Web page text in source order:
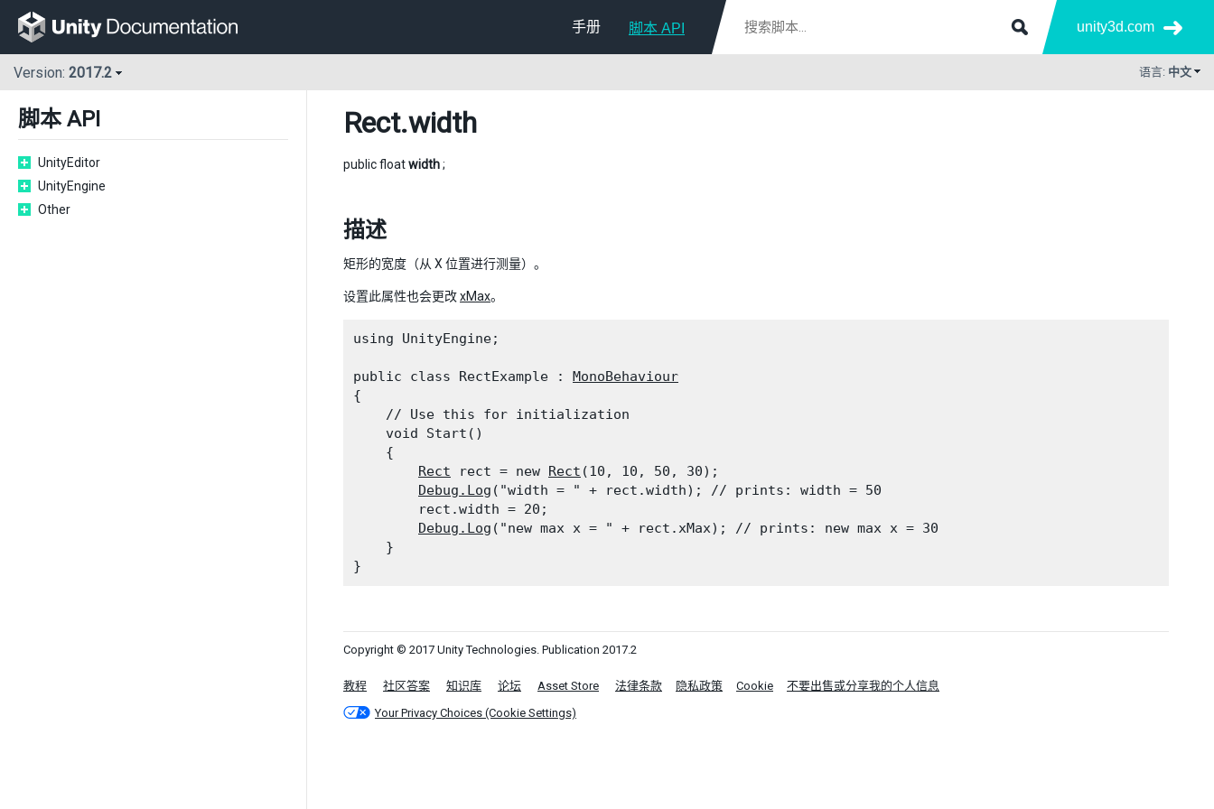
手册 脚本 API unity3d.com
Version: 2017.2 语言: 中文
脚本 API
UnityEditor
UnityEngine
Other
Rect.width
public floatwidth;
描述
矩形的宽度（从 X 位置进行测量）。
设置此属性也会更改xMax。
using UnityEngine;
public class RectExample : MonoBehaviour
{
    // Use this for initialization
    void Start()
    {
Rect rect = new Rect (10, 10, 50, 30);
Debug.Log ("width = " + rect.width); // prints: width = 50
        rect.width = 20;
Debug.Log ("new max x = " + rect.xMax); // prints: new max x = 30
    }
Copyright © 2017 Unity Technologies. Publication 2017.2
教程 社区答案 知识库 论坛 Asset Store 法律条款 隐私政策 Cookie
不要出售或分享我的个人信息
Your Privacy Choices (Cookie Settings)